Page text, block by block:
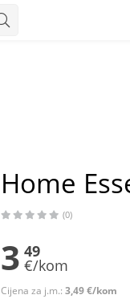
Home
(0)
3 49
€/kom
Cijena za j.m.: 3,49 €/kom